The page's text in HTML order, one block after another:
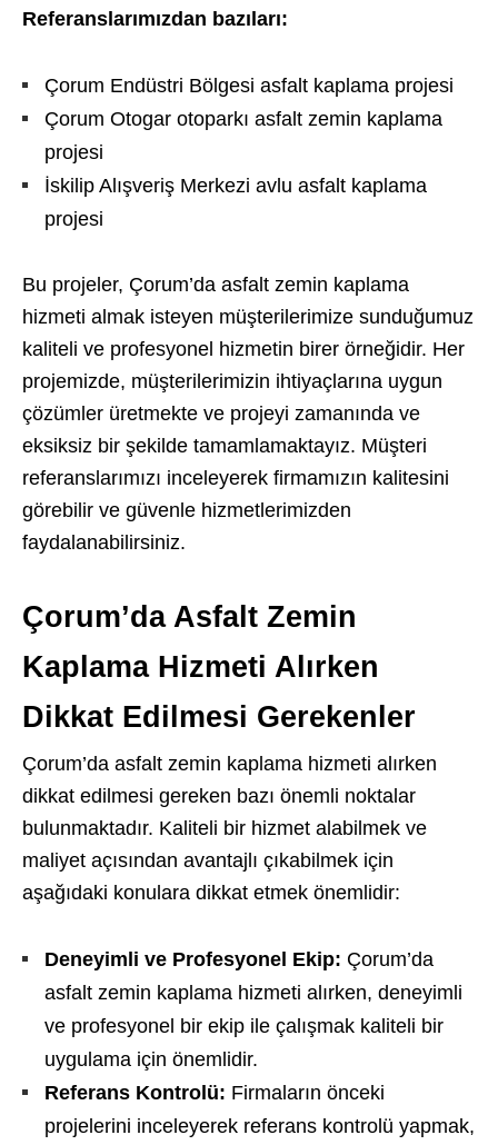
Referanslarımızdan bazıları:
Çorum Endüstri Bölgesi asfalt kaplama projesi
Çorum Otogar otoparkı asfalt zemin kaplama
projesi
İskilip Alışveriş Merkezi avlu asfalt kaplama
projesi
Bu projeler, Çorum’da asfalt zemin kaplama
hizmeti almak isteyen müşterilerimize sunduğumuz
kaliteli ve profesyonel hizmetin birer örneğidir. Her
projemizde, müşterilerimizin ihtiyaçlarına uygun
çözümler üretmekte ve projeyi zamanında ve
eksiksiz bir şekilde tamamlamaktayız. Müşteri
referanslarımızı inceleyerek firmamızın kalitesini
görebilir ve güvenle hizmetlerimizden
faydalanabilirsiniz.
Çorum’da Asfalt Zemin
Kaplama Hizmeti Alırken
Dikkat Edilmesi Gerekenler
Çorum’da asfalt zemin kaplama hizmeti alırken
dikkat edilmesi gereken bazı önemli noktalar
bulunmaktadır. Kaliteli bir hizmet alabilmek ve
maliyet açısından avantajlı çıkabilmek için
aşağıdaki konulara dikkat etmek önemlidir:
Deneyimli ve Profesyonel Ekip: Çorum’da
asfalt zemin kaplama hizmeti alırken, deneyimli
ve profesyonel bir ekip ile çalışmak kaliteli bir
uygulama için önemlidir.
Referans Kontrolü: Firmaların önceki
projelerini inceleyerek referans kontrolü yapmak,